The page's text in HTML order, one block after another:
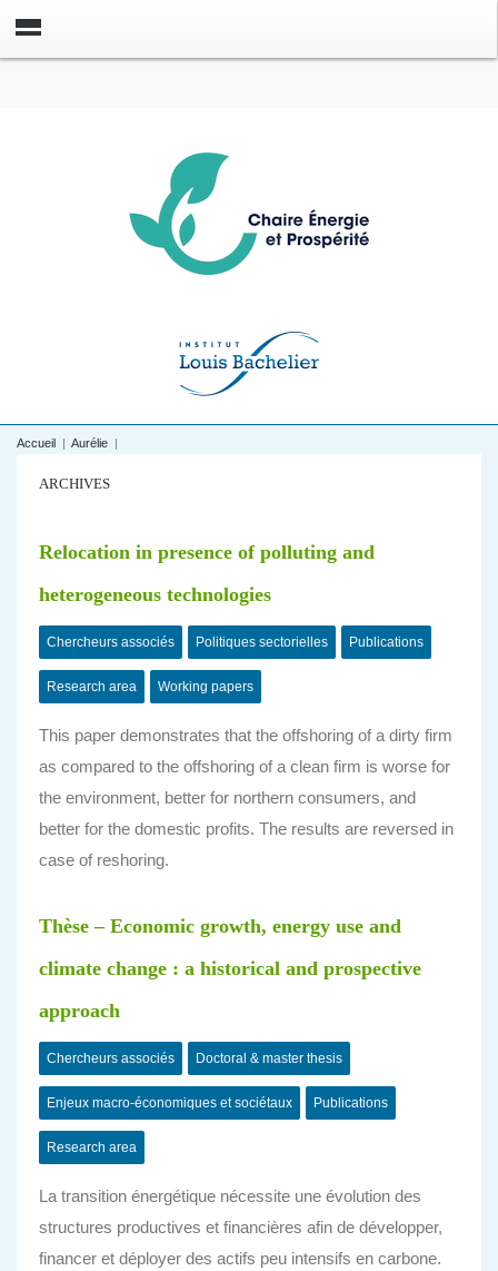
Accueil | Aurélie |
ARCHIVES
Relocation in presence of polluting and
heterogeneous technologies
Chercheurs associés Politiques sectorielles Publications
Research area Working papers
This paper demonstrates that the offshoring of a dirty firm
as compared to the offshoring of a clean firm is worse for
the environment, better for northern consumers, and
better for the domestic profits. The results are reversed in
case of reshoring.
Thèse – Economic growth, energy use and
climate change : a historical and prospective
approach
Chercheurs associés Doctoral & master thesis
Enjeux macro-économiques et sociétaux Publications
Research area
La transition énergétique nécessite une évolution des
structures productives et financières afin de développer,
financer et déployer des actifs peu intensifs en carbone.